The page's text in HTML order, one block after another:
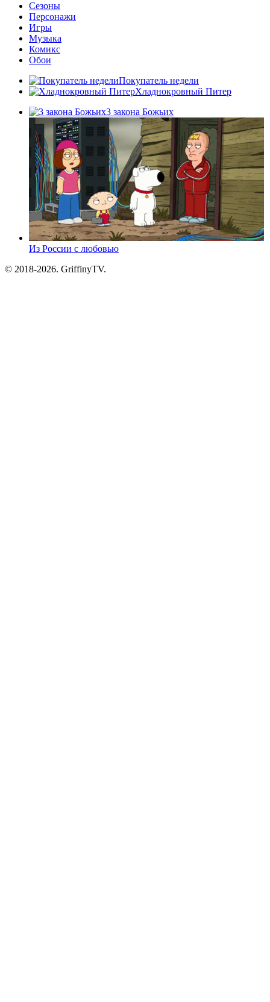
Сезоны
Персонажи
Игры
Музыка
Комикс
Обои
Покупатель недели
Хладнокровный Питер
3 закона Божьих
Из России с любовью
© 2018-2026. GriffinyTV.